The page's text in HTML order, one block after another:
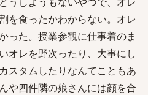
を食ったかわからない。オレ
った。授業参観に仕事着のま
オレを野次ったり、大事にし
スタムしたりなんてこともあ
や四件隣の娘さんには顔を合